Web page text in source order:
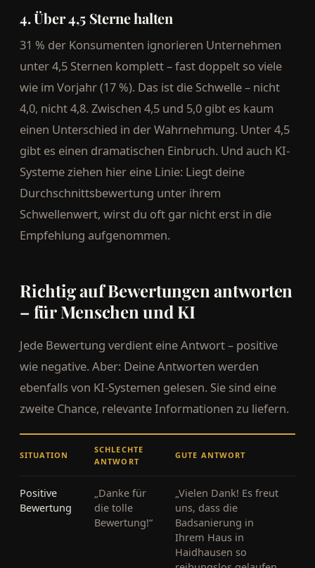
4. Über 4,5 Sterne halten
31 % der Konsumenten ignorieren Unternehmen
unter 4,5 Sternen komplett – fast doppelt so viele
wie im Vorjahr (17 %). Das ist die Schwelle – nicht
4,0, nicht 4,8. Zwischen 4,5 und 5,0 gibt es kaum
einen Unterschied in der Wahrnehmung. Unter 4,5
gibt es einen dramatischen Einbruch. Und auch KI-
Systeme ziehen hier eine Linie: Liegt deine
Durchschnittsbewertung unter ihrem
Schwellenwert, wirst du oft gar nicht erst in die
Empfehlung aufgenommen.
Richtig auf Bewertungen antworten
– für Menschen und KI
Jede Bewertung verdient eine Antwort – positive
wie negative. Aber: Deine Antworten werden
ebenfalls von KI-Systemen gelesen. Sie sind eine
zweite Chance, relevante Informationen zu liefern.
SITUATION
SCHLECHTE
ANTWORT
GUTE ANTWORT
Positive
Bewertung
„Danke für
die tolle
Bewertung!“
„Vielen Dank! Es freut
uns, dass die
Badsanierung in
Ihrem Haus in
Haidhausen so